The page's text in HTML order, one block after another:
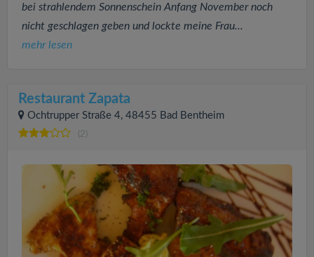
bei strahlendem Sonnenschein Anfang November noch
nicht geschlagen geben und lockte meine Frau...
mehr lesen
Restaurant Zapata
Ochtrupper Straße 4, 48455 Bad Bentheim
(2)